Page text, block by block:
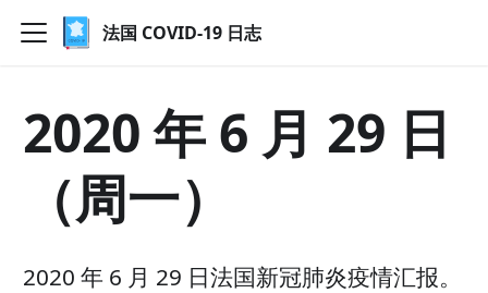
法国 COVID-19 日志
2020 年 6 月 29 日
（周一）
2020 年 6 月 29 日法国新冠肺炎疫情汇报。